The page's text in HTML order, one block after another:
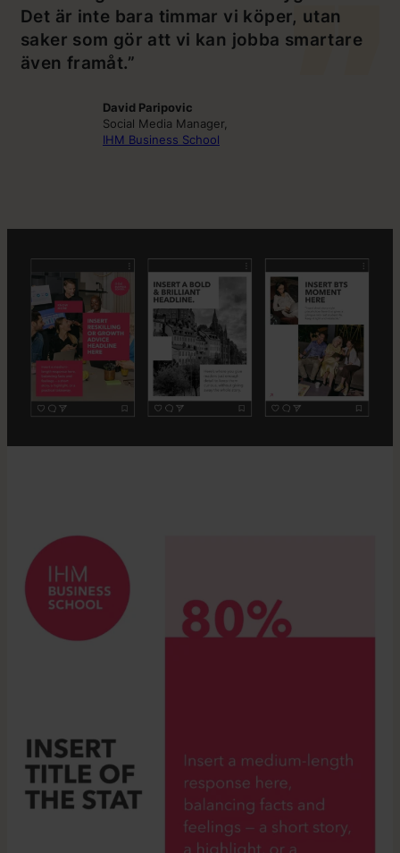
Det är inte bara timmar vi köper, utan
saker som gör att vi kan jobba smartare
även framåt.”
David Paripovic
Social Media Manager,
IHM Business School